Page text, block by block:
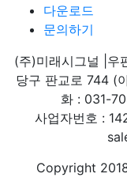
다운로드
문의하기
(주)미래시그널
우
당구 판교로 744 (
화 : 031-
사업자번호 :
Copyright